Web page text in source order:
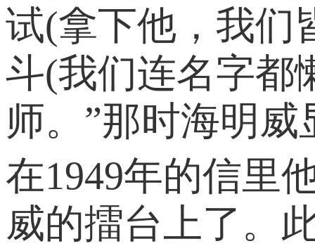
试(拿下他，我们
斗(我们连名字都
师。”那时海明
在1949年的信里
威的擂台上了。